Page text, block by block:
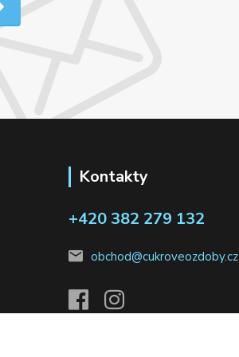
Kontakty
+420 382 279 132
obchod@cukroveozdoby.cz